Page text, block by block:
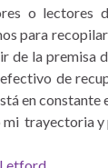
o lectores
para
de la premisa
de
en
mi trayectoria